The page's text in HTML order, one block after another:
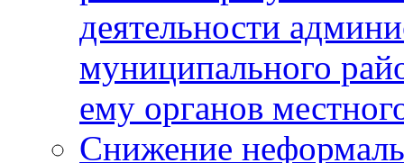
деятельности
муниципального
ему органов
Снижение